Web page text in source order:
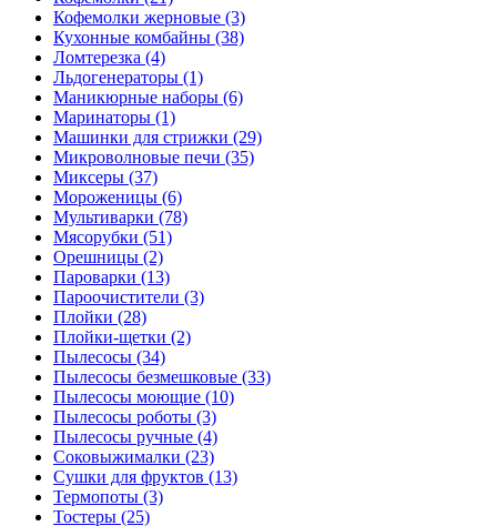
Кофемолки жерновые (3)
Кухонные комбайны (38)
Ломтерезка (4)
Льдогенераторы (1)
Маникюрные наборы (6)
Маринаторы (1)
Машинки для стрижки (29)
Микроволновые печи (35)
Миксеры (37)
Мороженицы (6)
Мультиварки (78)
Мясорубки (51)
Орешницы (2)
Пароварки (13)
Пароочистители (3)
Плойки (28)
Плойки-щетки (2)
Пылесосы (34)
Пылесосы безмешковые (33)
Пылесосы моющие (10)
Пылесосы роботы (3)
Пылесосы ручные (4)
Соковыжималки (23)
Сушки для фруктов (13)
Термопоты (3)
Тостеры (25)